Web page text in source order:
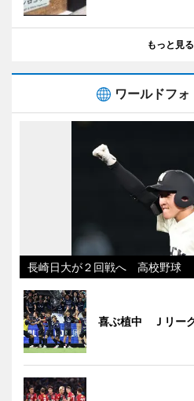
もっと見る
ワールドフ
長崎日大が２回戦へ 高校野球
喜ぶ植中 Ｊリー